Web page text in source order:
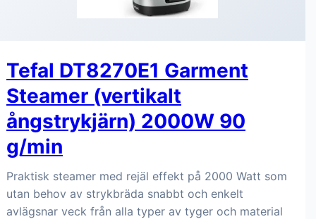
Tefal DT8270E1 Garment
Steamer (vertikalt
ångstrykjärn) 2000W 90
g/min
Praktisk steamer med rejäl effekt på 2000 Watt som
utan behov av strykbräda snabbt och enkelt
avlägsnar veck från alla typer av tyger och material